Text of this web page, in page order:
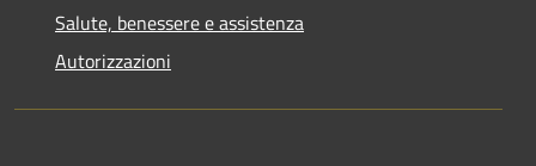
Salute, benessere e assistenza
Autorizzazioni